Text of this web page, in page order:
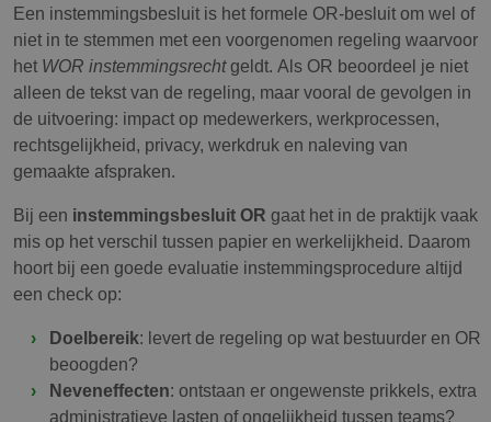
Een instemmingsbesluit is het formele OR-besluit om wel of
niet in te stemmen met een voorgenomen regeling waarvoor
hetWOR instemmingsrechtgeldt. Als OR beoordeel je niet
alleen de tekst van de regeling, maar vooral de gevolgen in
de uitvoering: impact op medewerkers, werkprocessen,
rechtsgelijkheid, privacy, werkdruk en naleving van
gemaakte afspraken.
Bij een instemmingsbesluit OR gaat het in de praktijk vaak
mis op het verschil tussen papier en werkelijkheid. Daarom
hoort bij een goede evaluatie instemmingsprocedure altijd
een check op:
Doelbereik: levert de regeling op wat bestuurder en OR
beoogden?
Neveneffecten: ontstaan er ongewenste prikkels, extra
administratieve lasten of ongelijkheid tussen teams?